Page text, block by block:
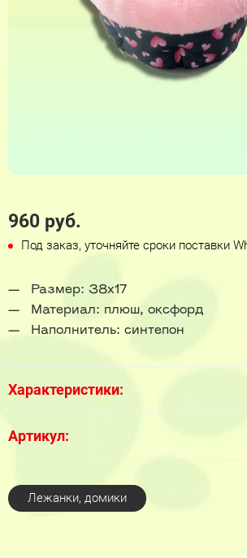
960 руб.
Под заказ, уточняйте сроки поставки
Размер: 38х17
Материал: плюш, оксфорд
Наполнитель: синтепон
Характеристики:
Артикул:
Лежанки, домики